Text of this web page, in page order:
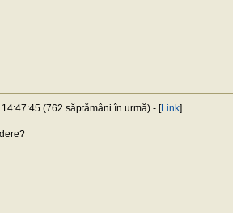
(762 săptămâni în urmă) - [Link]